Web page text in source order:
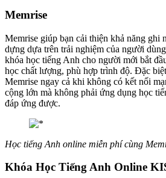
Memrise
Memrise giúp bạn cải thiện khả năng ghi
dựng dựa trên trải nghiệm của người
khóa học tiếng Anh cho người mới bắt
học chất lượng, phù hợp trình độ. Đặc
Memrise ngay cả khi không có kết nối
cộng lớn mà không phải ứng dụng học
đáp ứng được.
Học tiếng Anh online miễn phí cùng
Khóa Học Tiếng Anh Online